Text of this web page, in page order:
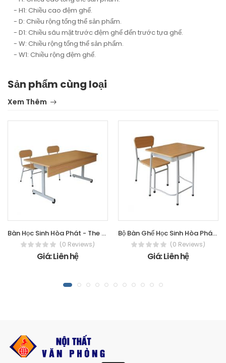
- H1: Chiều cao đệm ghế.
- D: Chiều rộng tổng thể sản phẩm.
- D1: Chiều sâu mặt trước đệm ghế đến trước tựa ghế.
- W: Chiều rộng tổng thể sản phẩm.
- W1: Chiều rộng đệm ghế.
Sản phẩm cùng loại
Xem Thêm
Bàn Học Sinh Hòa Phát - The One BHS108HP6
(0 Reviews)
Giá: Liên hệ
Bộ Bàn Ghế Học Sinh Hòa Phát - The One
(0 Reviews)
Giá: Liên hệ